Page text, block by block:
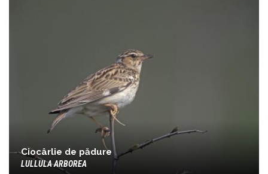
Ciocârlie de pădure
LULLULA ARBOREA